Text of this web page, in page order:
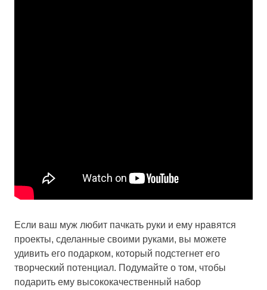
Если ваш муж любит пачкать руки и ему нравятся
проекты, сделанные своими руками, вы можете
удивить его подарком, который подстегнет его
творческий потенциал. Подумайте о том, чтобы
подарить ему высококачественный набор